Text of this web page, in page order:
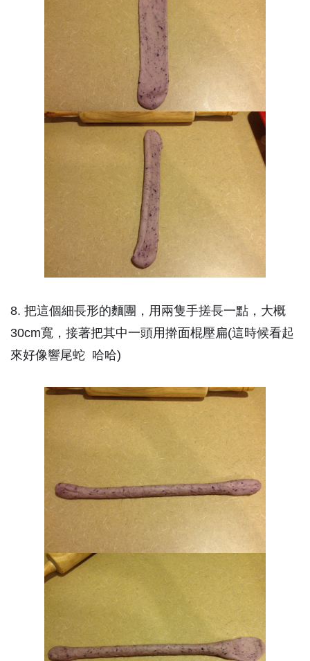
8. 把這個細長形的麵團，用兩隻手搓長一點，大概
30cm寬，接著把其中一頭用擀面棍壓扁(這時候看起
來好像響尾蛇 哈哈)